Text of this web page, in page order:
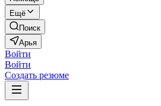
Ещё
Поиск
Арья
Войти
Войти
Создать резюме